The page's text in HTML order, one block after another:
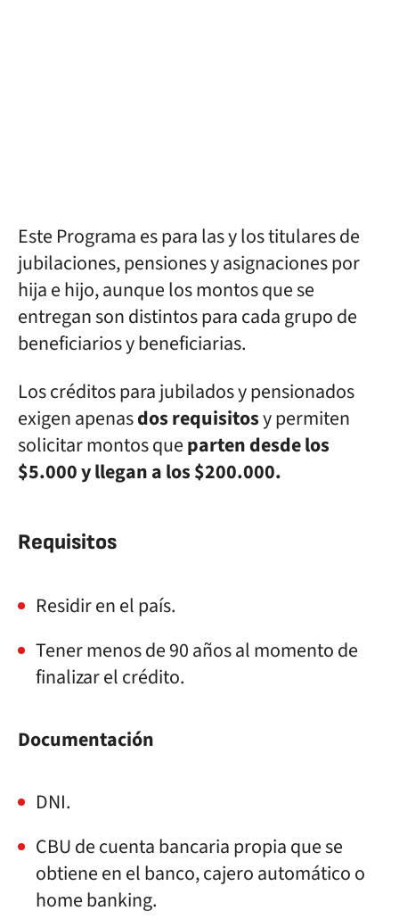
Este Programa es para las y los titulares de
jubilaciones, pensiones y asignaciones por
hija e hijo, aunque los montos que se
entregan son distintos para cada grupo de
beneficiarios y beneficiarias.
Los créditos para jubilados y pensionados
exigen apenasdos requisitosy permiten
solicitar montos queparten desde los
$5.000 y llegan a los $200.000.
Requisitos
Residir en el país.
Tener menos de 90 años al momento de
finalizar el crédito.
Documentación
DNI.
CBU de cuenta bancaria propia que se
obtiene en el banco, cajero automático o
home banking.